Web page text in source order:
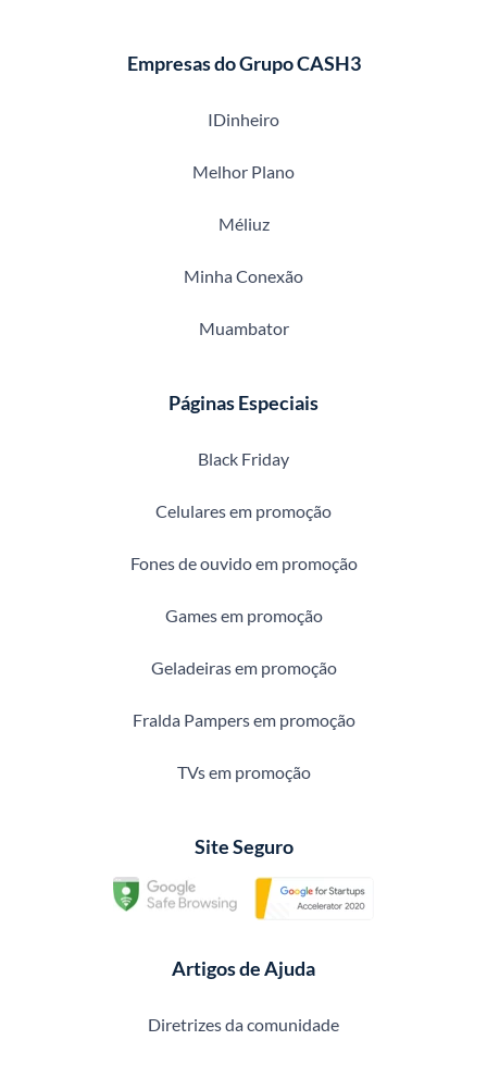
Empresas do Grupo CASH3
IDinheiro
Melhor Plano
Méliuz
Minha Conexão
Muambator
Páginas Especiais
Black Friday
Celulares em promoção
Fones de ouvido em promoção
Games em promoção
Geladeiras em promoção
Fralda Pampers em promoção
TVs em promoção
Site Seguro
Artigos de Ajuda
Diretrizes da comunidade